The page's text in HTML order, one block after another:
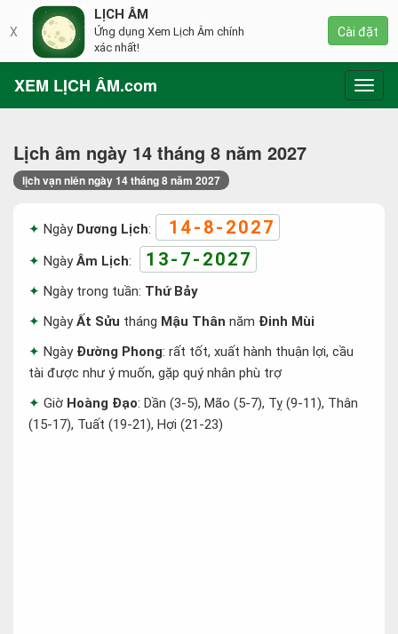
XEM LỊCH ÂM.com
Lịch âm ngày 14 tháng 8 năm 2027
lịch vạn niên ngày 14 tháng 8 năm 2027
Ngày Dương Lịch: 14-8-2027
NgàyÂm Lịch: 13-7-2027
Ngày trong tuần: Thứ Bảy
NgàyẤt Sửu tháng Mậu Thân năm Đinh Mùi
Ngày Đường Phong: rất tốt, xuất hành thuận lợi, cầu
tài được như ý muốn, gặp quý nhân phù trợ
Giờ Hoàng Đạo: Dần (3-5), Mão (5-7), Tỵ (9-11), Thân
(15-17), Tuất (19-21), Hợi (21-23)
X
LỊCH ÂM
Ứng dụng Xem Lịch Âm chính
xác nhất!
Cài đặt